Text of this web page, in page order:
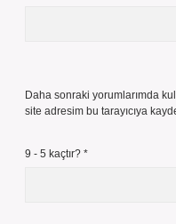
Daha sonraki yorumlarımda
site adresim bu tarayıcıya
9 - 5 kaçtır? *